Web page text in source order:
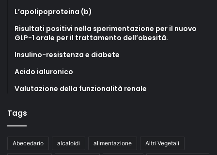
L’apolipoproteina (b)
Risultati positivi nella sperimentazione per il nuovo
GLP-1 orale per il trattamento dell’obesità.
Insulino-resistenza e diabete
Acido ialuronico
Valutazione della funzionalità renale
Tags
Abecedario alcaloidi alimentazione Altri Vegetali